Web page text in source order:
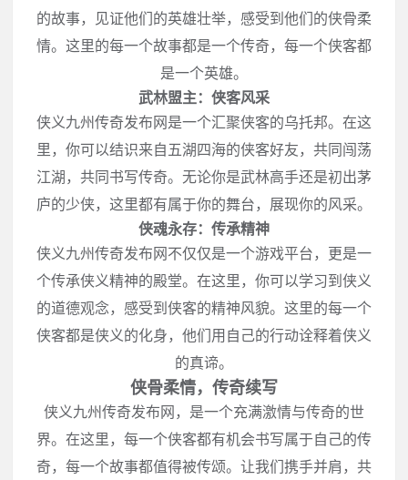
的故事，见证他们的英雄壮举，感受到他们的侠骨柔
情。这里的每一个故事都是一个传奇，每一个侠客都
是一个英雄。
武林盟主：侠客风采
侠义九州传奇发布网是一个汇聚侠客的乌托邦。在这
里，你可以结识来自五湖四海的侠客好友，共同闯荡
江湖，共同书写传奇。无论你是武林高手还是初出茅
庐的少侠，这里都有属于你的舞台，展现你的风采。
侠魂永存：传承精神
侠义九州传奇发布网不仅仅是一个游戏平台，更是一
个传承侠义精神的殿堂。在这里，你可以学习到侠义
的道德观念，感受到侠客的精神风貌。这里的每一个
侠客都是侠义的化身，他们用自己的行动诠释着侠义
的真谛。
侠骨柔情，传奇续写
侠义九州传奇发布网，是一个充满激情与传奇的世
界。在这里，每一个侠客都有机会书写属于自己的传
奇，每一个故事都值得被传颂。让我们携手并肩，共